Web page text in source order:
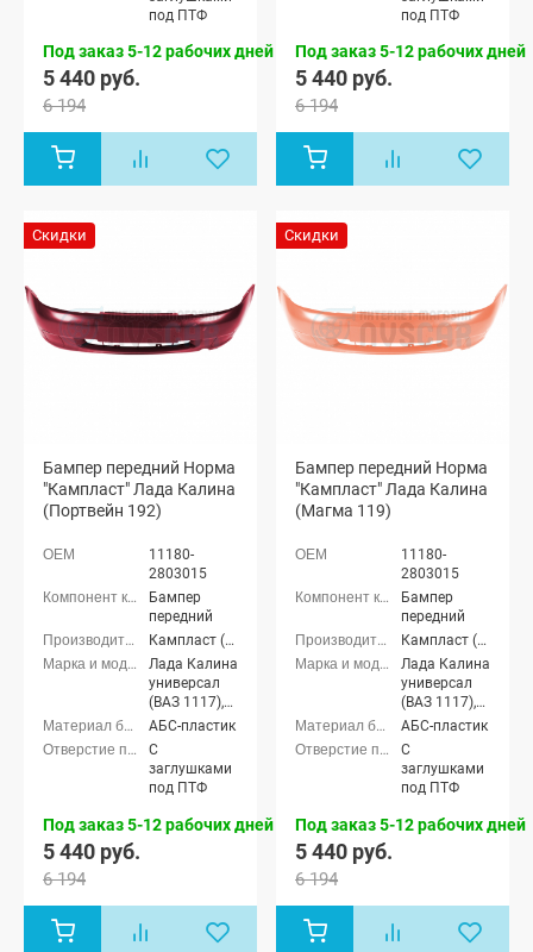
Калина
хэтчбек (ВАЗ
1119)
под ПТФ
Под заказ 5-12 рабочих дней
5 440 руб.
6 194
Калина
хэтчбек (ВАЗ
1119)
под ПТФ
Под заказ 5-12 рабочих дней
5 440 руб.
6 194
Скидки
Бампер передний Норма
"Кампласт" Лада Калина
(Портвейн 192)
11180-
2803015
Бампер
передний
Кампласт (г. Набережные Челны)
Лада Калина
универсал
(ВАЗ 1117),
Лада Калина
седан (ВАЗ
1118), Лада
Калина
хэтчбек (ВАЗ
1119)
АБС-пластик
С
заглушками
под ПТФ
Под заказ 5-12 рабочих дней
5 440 руб.
6 194
Скидки
Бампер передний Норма
"Кампласт" Лада Калина
(Магма 119)
11180-
2803015
Бампер
передний
Кампласт (г. Набережные Челны)
Лада Калина
универсал
(ВАЗ 1117),
Лада Калина
седан (ВАЗ
1118), Лада
Калина
хэтчбек (ВАЗ
1119)
АБС-пластик
С
заглушками
под ПТФ
Под заказ 5-12 рабочих дней
5 440 руб.
6 194